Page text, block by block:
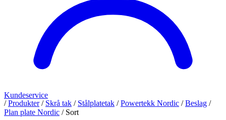
Kundeservice
/ Produkter / Skrå tak / Stålplatetak / Powertekk Nordic / Beslag /
Plan plate Nordic / Sort